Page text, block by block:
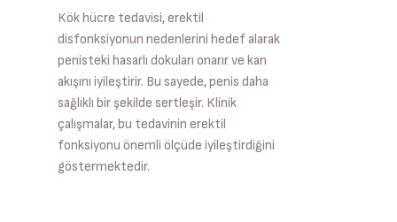
Kök hücre tedavisi, erektil
disfonksiyonun nedenlerini hedef alarak
penisteki hasarlı dokuları onarır ve kan
akışını iyileştirir. Bu sayede, penis daha
sağlıklı bir şekilde sertleşir. Klinik
çalışmalar, bu tedavinin erektil
fonksiyonu önemli ölçüde iyileştirdiğini
göstermektedir.